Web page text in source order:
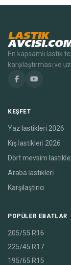
LASTIK
En kapsamlı lastik
karşılaştırması ve
KEŞFET
Yaz lastikleri 2026
Kış lastikleri 2026
Dört mevsim
Araba lastikleri
Karşılaştırıcı
POPÜLER EBATLAR
205/55 R16
225/45 R17
195/65 R15